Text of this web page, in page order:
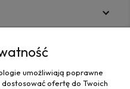
umożliwiają poprawne
ofertę do Twoich